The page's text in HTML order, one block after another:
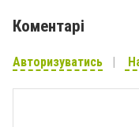
Коментарі
Авторизуватись